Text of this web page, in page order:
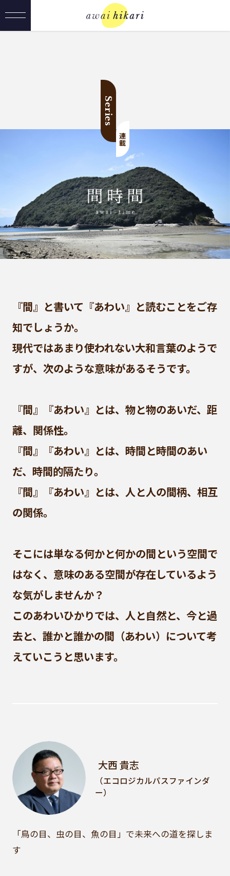
Series
連載
『間』と書いて『あわい』と読むことをご存
知でしょうか。
現代ではあまり使われない大和言葉のようで
すが、次のような意味があるそうです。
『間』『あわい』とは、物と物のあいだ、距
離、関係性。
『間』『あわい』とは、時間と時間のあい
だ、時間的隔たり。
『間』『あわい』とは、人と人の間柄、相互
の関係。
そこには単なる何かと何かの間という空間で
はなく、意味のある空間が存在しているよう
な気がしませんか？
このあわいひかりでは、人と自然と、今と過
去と、誰かと誰かの間（あわい）について考
えていこうと思います。
大西 貴志
（エコロジカルパスファインダ
ー）
「鳥の目、虫の目、魚の目」で未来への道を探しま
す